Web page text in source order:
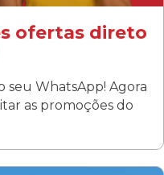
ofertas direto
seu WhatsApp! Agora
as promoções do